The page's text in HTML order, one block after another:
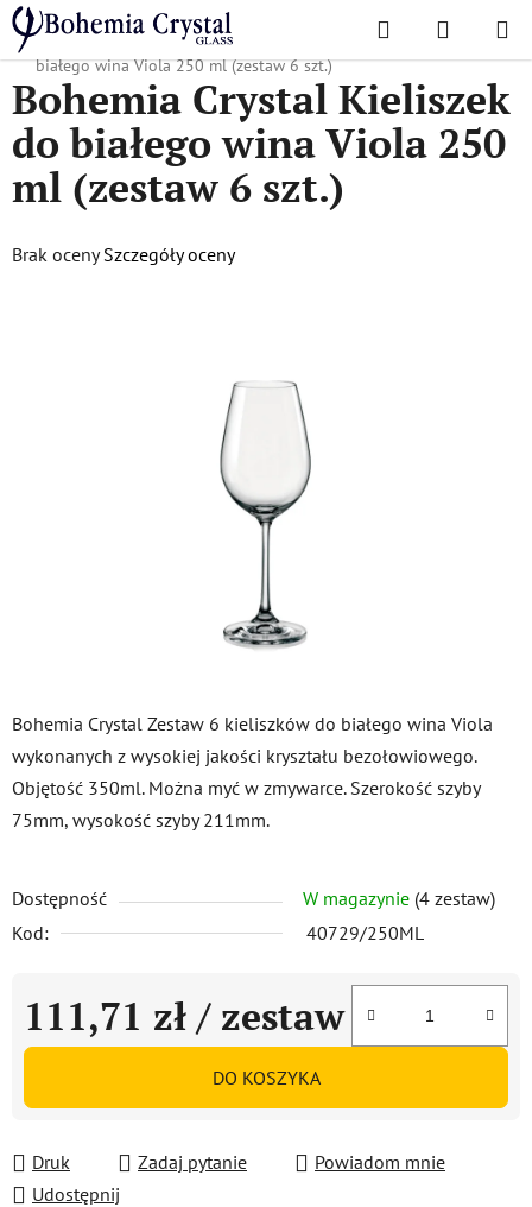
Przejść
do
treści
Szukaj KOSZYK
Home
/ Popularne kolekcje / Wiola
Bohemia Crystal Kieliszek do
białego wina Viola 250 ml (zestaw 6 szt.)
Bohemia Crystal Zestaw 6 kieliszków do białego wina Viola
wykonanych z wysokiej jakości kryształu bezołowiowego.
Objętość 350ml. Można myć w zmywarce. Szerokość szyby
75mm, wysokość szyby 211mm.
Dostępność W magazynie (4 zestaw)
Kod:
40729/250ML
111,71 zł / zestaw
Cena jednostkowa:
DO KOSZYKA
Druk Zadaj pytanie
Powiadom mnie
Udostępnij
Bohemia Crystal Kieliszek
do białego wina Viola 250
ml (zestaw 6 szt.)
Średnia
Brak oceny Szczegóły oceny